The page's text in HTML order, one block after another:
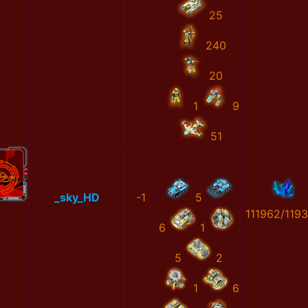
25
240
20
1 9
51
_sky_HD -1 5
6 1
5 2
1 6
111962/